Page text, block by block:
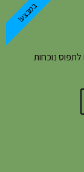
נוכחות
במבצע!